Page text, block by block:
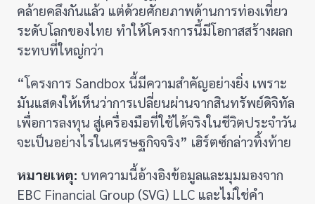
คล้ายคลึงกันแล้ว แต่ด้วยศักยภาพด้านการท่องเที่ยว
ระดับโลกของไทย ทำให้โครงการนี้มีโอกาสสร้างผลก
ระทบที่ใหญ่กว่า
“โครงการ Sandbox นี้มีความสำคัญอย่างยิ่ง เพราะ
มันแสดงให้เห็นว่าการเปลี่ยนผ่านจากสินทรัพย์ดิจิทัล
เพื่อการลงทุน สู่เครื่องมือที่ใช้ได้จริงในชีวิตประจำวัน
จะเป็นอย่างไรในเศรษฐกิจจริง” เฮิร์ตซ์กล่าวทิ้งท้าย
หมายเหตุ: บทความนี้อ้างอิงข้อมูลและมุมมองจาก
EBC Financial Group (SVG) LLC และไม่ใช่คำ